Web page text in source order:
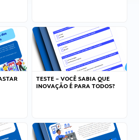
TESTE – VOCÊ SABIA QUE
INOVAÇÃO É PARA TODOS?